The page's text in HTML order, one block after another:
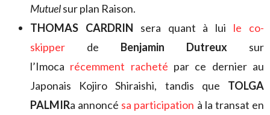
Mutuelsur plan Raison.
THOMAS CARDRIN sera quant à lui le co-
skipper de Benjamin Dutreux sur
l’Imoca récemment racheté par ce dernier au
Japonais Kojiro Shiraishi, tandis que TOLGA
PALMIRa annoncé sa participation à la transat en